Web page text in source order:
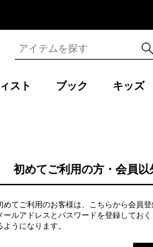
スト ブック キッズ
初めてご利用の方・会員以
めてご利用のお客様は、こちらから会員登
ールアドレスとパスワードを登録してお
ようになります。